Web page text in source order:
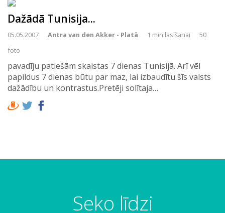
Dažādā Tunisija...
05.05.2007 Antra van den Akker - Platā 1 min lasīšanai
50
foto
pavadīju patiešām skaistas 7 dienas Tunisijā. Arī vēl
papildus 7 dienas būtu par maz, lai izbaudītu šīs valsts
dažādību un kontrastus.Pretēji solītaja…
Seko līdzi